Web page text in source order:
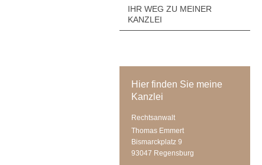
IHR WEG ZU MEINER
KANZLEI
Hier finden Sie meine
Kanzlei
Rechtsanwalt
Thomas Emmert
Bismarckplatz 9
93047 Regensburg